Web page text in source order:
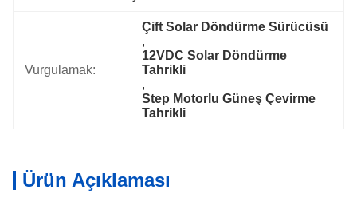
Vurgulamak:
Çift Solar Döndürme Sürücüsü
,
12VDC Solar Döndürme
Tahrikli
,
Step Motorlu Güneş Çevirme
Tahrikli
Ürün Açıklaması